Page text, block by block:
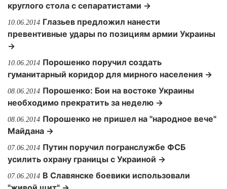
круглого стола с сепаратистами →
10.06.2014 Глазьев предложил нанести
превентивные удары по позициям армии Украины
→
10.06.2014 Порошенко поручил создать
гуманитарный коридор для мирного населения →
08.06.2014 Порошенко: Бои на востоке Украины
необходимо прекратить за неделю →
08.06.2014 Порошенко не пришел на "народное вече"
Майдана →
07.06.2014 Путин поручил погранслужбе ФСБ
усилить охрану границы с Украиной →
07.06.2014 В Славянске боевики использовали